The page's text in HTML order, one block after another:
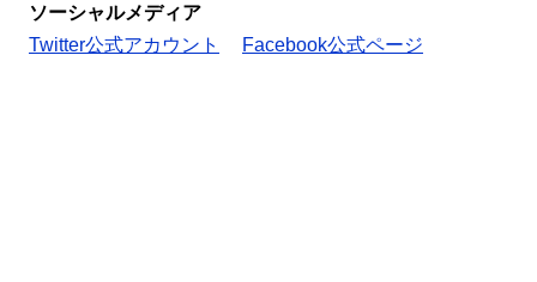
ソーシャルメディア
Twitter公式アカウント
Facebook公式ページ